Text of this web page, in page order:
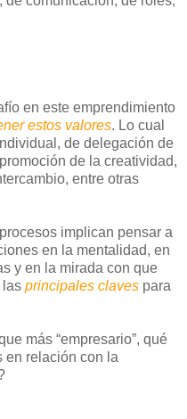
en este emprendimiento
estos valores. Lo cual
de delegación de
de la creatividad,
entre otras
implican pensar a
en la mentalidad, en
y en la mirada con que
las principales claves para
más “empresario”, qué
en relación con la